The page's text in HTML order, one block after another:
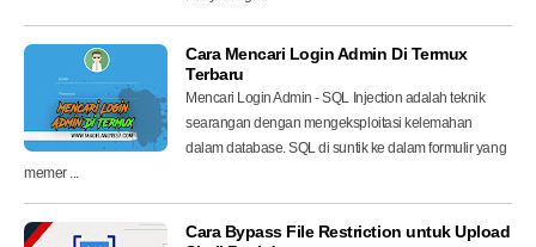
Cara Mencari Login Admin Di Termux
Terbaru
Mencari Login Admin - SQL Injection adalah teknik
searangan dengan mengeksploitasi kelemahan
dalam database. SQL di suntik ke dalam formulir yang
memer ...
Cara Bypass File Restriction untuk Upload